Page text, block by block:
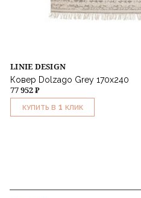
LINIE DESIGN
Ковер Dolzago Grey 170x240
77 952 ₽
КУПИТЬ В 1 КЛИК